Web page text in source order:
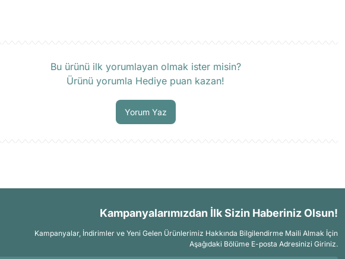
Bu ürünü ilk yorumlayan olmak ister misin?
Ürünü yorumla Hediye puan kazan!
Yorum Yaz
Kampanyalarımızdan İlk Sizin Haberiniz Olsun!
Kampanyalar, İndirimler ve Yeni Gelen Ürünlerimiz Hakkında Bilgilendirme Maili Almak İçin
Aşağıdaki Bölüme E-posta Adresinizi Giriniz.